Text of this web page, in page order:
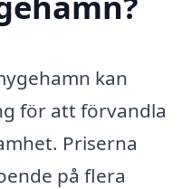
kan
för att förvandla
Priserna
på flera